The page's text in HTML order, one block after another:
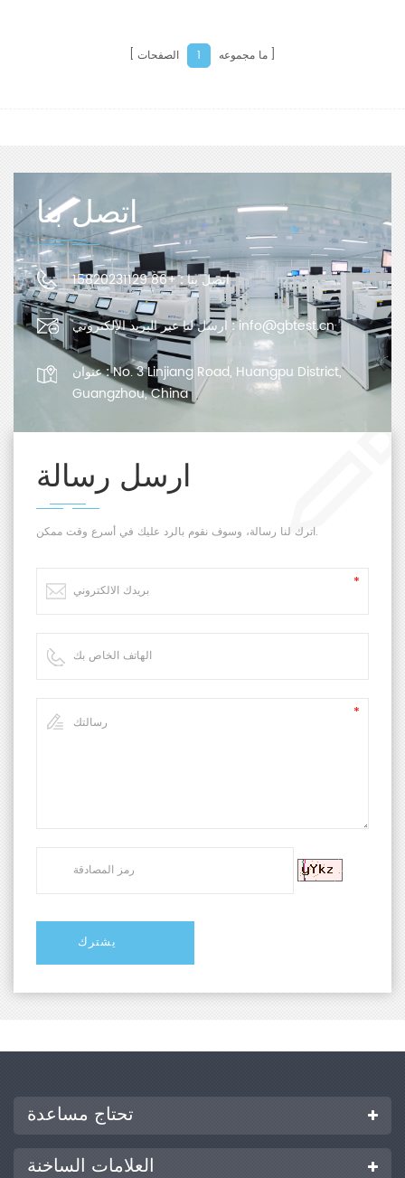
ما مجموعه 1 الصفحات
اتصل بنا
اتصل بنا :+86 15820231129
ارسل لنا عبر البريد الإلكتروني :info@gbtest.cn
عنوان :No. 3 Linjiang Road, Huangpu District,
Guangzhou, China
ارسل رسالة
اترك لنا رسالة، وسوف نقوم بالرد عليك في أسرع وقت ممكن.
تحتاج مساعدة
العلامات الساخنة